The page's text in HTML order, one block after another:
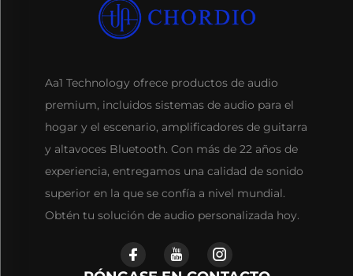
Aa1 Technology ofrece productos de audio
premium, incluidos sistemas de audio para el
hogar y el escenario, amplificadores de guitarra
y altavoces Bluetooth. Con más de 22 años de
experiencia, entregamos una calidad de sonido
superior en la que se confía a nivel mundial.
Obtén tu solución de audio personalizada hoy.